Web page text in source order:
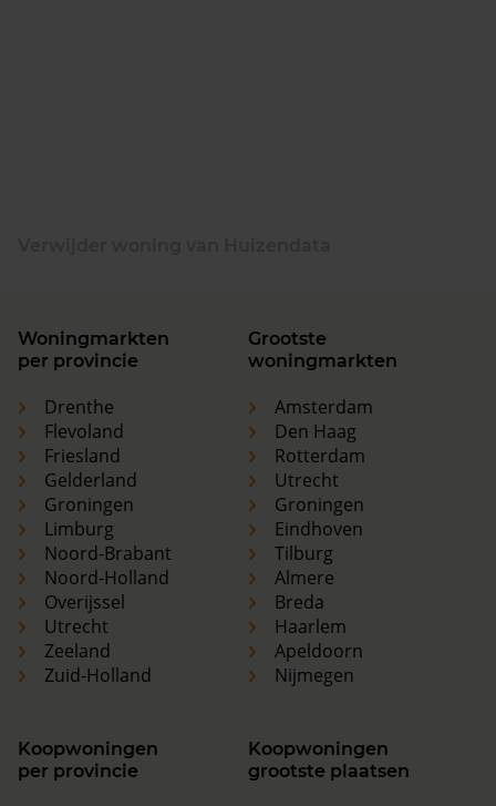
Woningmarkten
per provincie
Drenthe
Flevoland
Friesland
Gelderland
Groningen
Limburg
Noord-Brabant
Noord-Holland
Overijssel
Utrecht
Zeeland
Zuid-Holland
Grootste
woningmarkten
Amsterdam
Den Haag
Rotterdam
Utrecht
Groningen
Eindhoven
Tilburg
Almere
Breda
Haarlem
Apeldoorn
Nijmegen
Koopwoningen
per provincie
Koopwoningen
grootste plaatsen